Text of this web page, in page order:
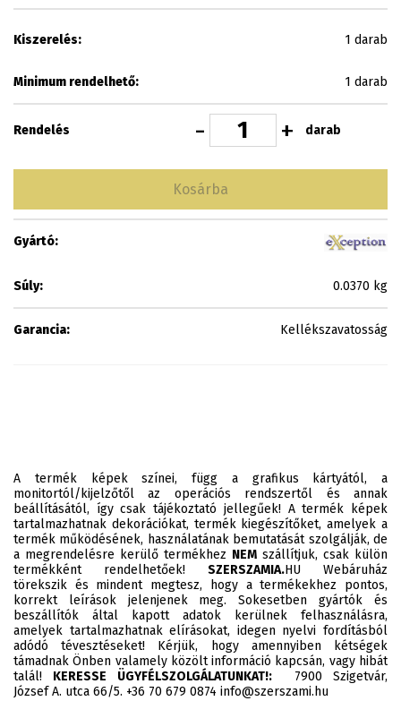
Kiszerelés: 1 darab
Minimum rendelhető: 1 darab
Rendelés - + darab
Kosárba
Gyártó:
Súly: 0.0370 kg
Garancia: Kellékszavatosság
A termék képek színei, függ a grafikus kártyától, a
monitortól/kijelzőtől az operációs rendszertől és annak
beállításától, így csak tájékoztató jellegűek! A termék képek
tartalmazhatnak dekorációkat, termék kiegészítőket, amelyek a
termék működésének, használatának bemutatását szolgálják, de
a megrendelésre kerülő termékhez NEM szállítjuk, csak külön
termékként rendelhetőek! SZERSZAMIA.HU Webáruház
törekszik és mindent megtesz, hogy a termékekhez pontos,
korrekt leírások jelenjenek meg. Sokesetben gyártók és
beszállítók által kapott adatok kerülnek felhasználásra,
amelyek tartalmazhatnak elírásokat, idegen nyelvi fordításból
adódó tévesztéseket! Kérjük, hogy amennyiben kétségek
támadnak Önben valamely közölt információ kapcsán, vagy hibát
talál! KERESSE ÜGYFÉLSZOLGÁLATUNKAT!:7900 Szigetvár,
József A. utca 66/5. +36 70 679 0874 info@szerszami.hu